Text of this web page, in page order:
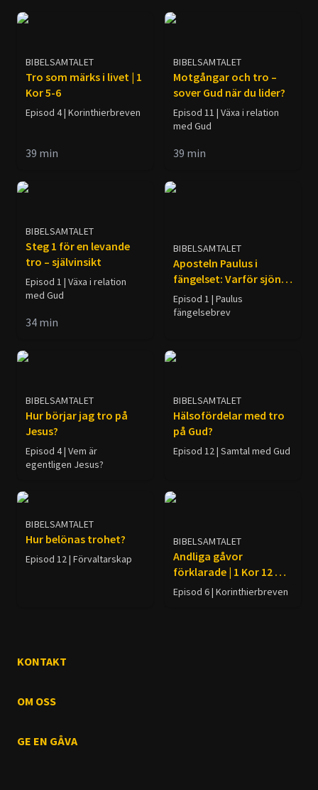
BIBELSAMTALET
Tro som märks i livet | 1
Kor 5-6
Episod 4 | Korinthierbreven
39 min
BIBELSAMTALET
Motgångar och tro –
sover Gud när du lider?
Episod 11 | Växa i relation
med Gud
39 min
BIBELSAMTALET
Steg 1 för en levande
tro – självinsikt
Episod 1 | Växa i relation
med Gud
34 min
BIBELSAMTALET
Aposteln Paulus i
fängelset: Varför sjöng
han?
Episod 1 | Paulus
fängelsebrev
BIBELSAMTALET
Hur börjar jag tro på
Jesus?
Episod 4 | Vem är
egentligen Jesus?
BIBELSAMTALET
Hälsofördelar med tro
på Gud?
Episod 12 | Samtal med Gud
BIBELSAMTALET
Hur belönas trohet?
Episod 12 | Förvaltarskap
BIBELSAMTALET
Andliga gåvor
förklarade | 1 Kor 12 &
14
Episod 6 | Korinthierbreven
KONTAKT
OM OSS
GE EN GÅVA